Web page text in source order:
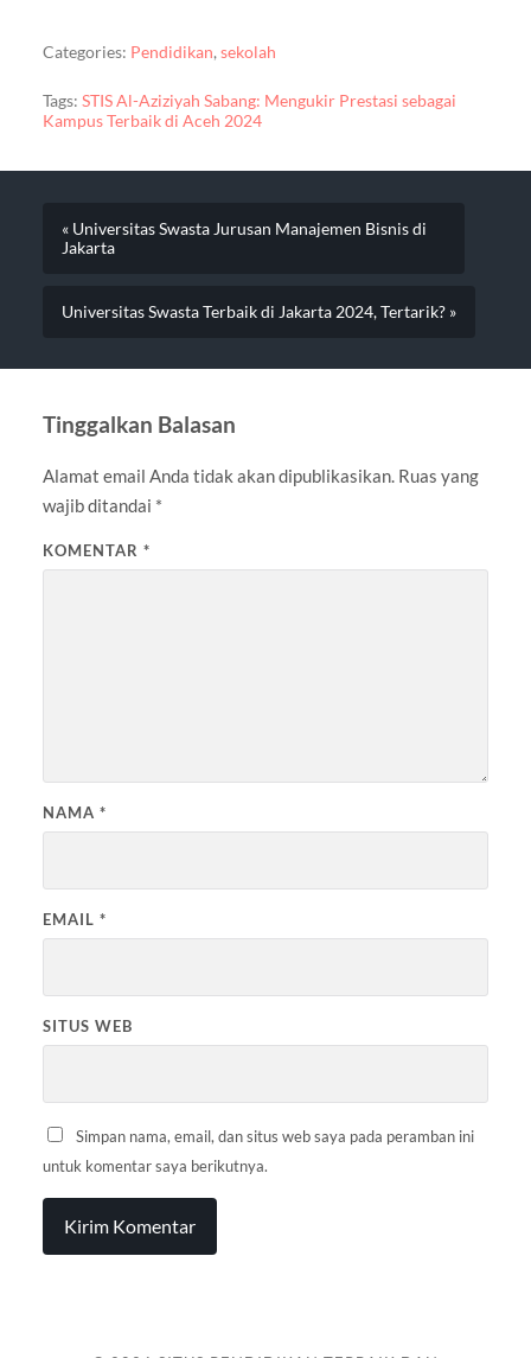
Categories: Pendidikan,sekolah
Tags: STIS Al-Aziziyah Sabang: Mengukir Prestasi sebagai
Kampus Terbaik di Aceh 2024
« Universitas Swasta Jurusan Manajemen Bisnis di
Jakarta
Universitas Swasta Terbaik di Jakarta 2024, Tertarik? »
Tinggalkan Balasan
Alamat email Anda tidak akan dipublikasikan. Ruas yang
wajib ditandai *
KOMENTAR *
NAMA *
EMAIL *
SITUS WEB
Simpan nama, email, dan situs web saya pada peramban ini
untuk komentar saya berikutnya.